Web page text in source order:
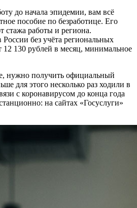
до начала эпидемии, вам всё
пособие по безработице. Его
стажа работы и региона.
без учёта региональных
12 130 рублей в месяц, минимальное
нужно получить официальный
для этого несколько раз ходили в
с коронавирусом до конца года
на сайтах «Госуслуги»